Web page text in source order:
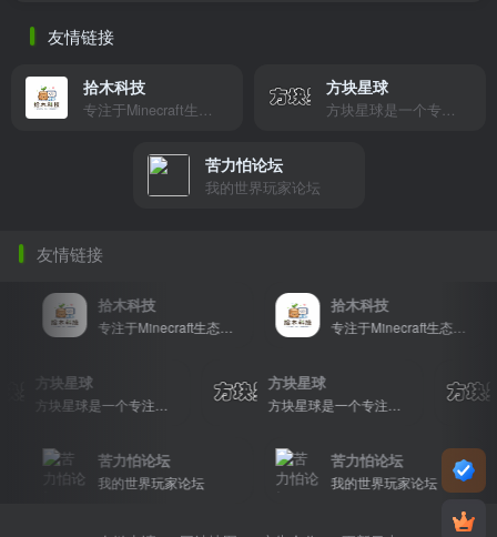
友情链接
拾木科技
专注于Minecraft生态建设
方块星球
方块星球是一个专注于我的世界的中文论坛，提供丰富的资源分享、玩家交流和创意展示，包括地图、皮肤、数据包等内容，打造Minecraft玩家的专属社区乐园！
苦力怕论坛
我的世界玩家论坛
友情链接
拾木科技
专注于Minecraft生态建设
拾木科技
专注于Minecraft生态建设
方块星球 方块星球
苦力怕论坛
我的世界玩家论坛
苦力怕论坛
我的世界玩家论坛